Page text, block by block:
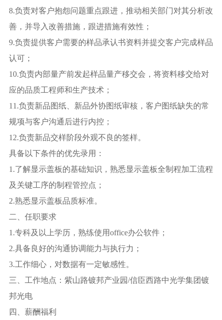
8.负责对客户抱怨问题重点跟进，推动相关部门对其分析改
善，并导入改善措施，跟进措施有效性；
9.负责提供客户需要的样品承认书资料并提交客户完成样品
认可；
10.负责内部量产前发起样品量产移交会，将资料移交给对
应的品质工程师和生产技术；
11.负责新品图纸、新品外协图纸审核，客户图纸缺失的常
规项与客户沟通后进行内控；
12.负责新品交样阶段外观不良的签样。
具备以下条件的优先录用：
1.了解显示盖板的基础知识，熟悉显示盖板全制程加工流程
及关键工序的制程管控点；
2.熟悉显示盖板品质标准。
二、任职要求
1.专科及以上学历，熟练使用office办公软件；
2.具备良好的沟通协调能力与执行力；
3.工作细心，对数据有一定敏感性。
三、工作地点：紫山路镀邦产业园/信臣西路中光学集团镀
邦光电
四、薪酬福利